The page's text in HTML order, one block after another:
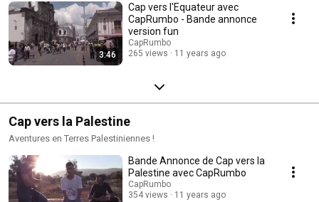
3:46
Cap vers l'Equateur avec
CapRumbo - Bande annonce
version fun
CapRumbo
265 views
11 years ago
Cap vers la Palestine
Aventures en Terres Palestiniennes !
Bande Annonce de Cap vers la
Palestine avec CapRumbo
CapRumbo
354 views
11 years ago